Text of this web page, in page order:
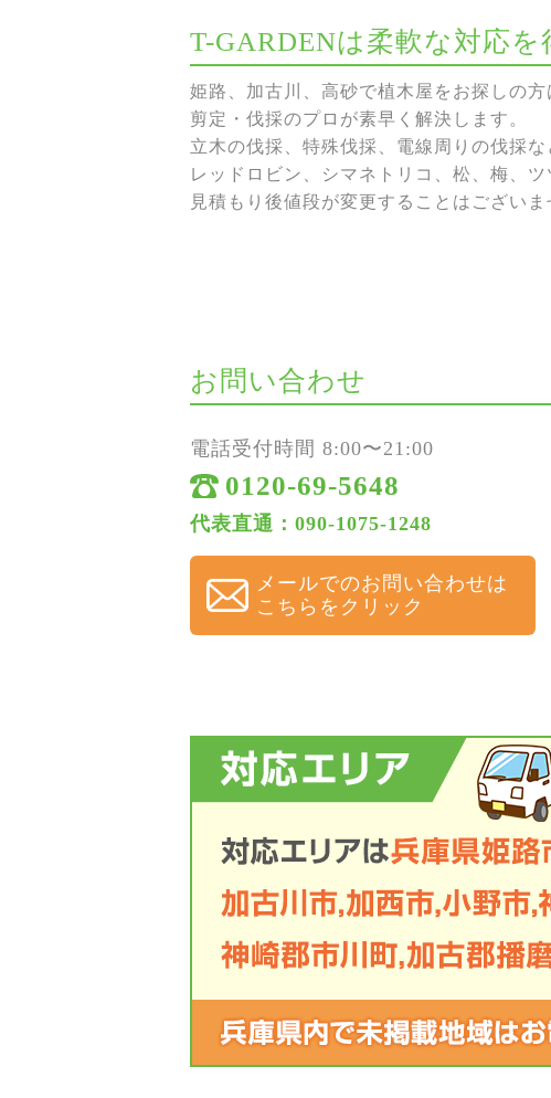
T-GARDENは柔軟な対応を
姫路、加古川、高砂で植木屋をお探しの
剪定・伐採のプロが素早く解決します。
立木の伐採、特殊伐採、電線周りの伐採
レッドロビン、シマネトリコ、松、梅、
見積もり後値段が変更することはございま
お問い合わせ
電話受付時間 8:00〜21:00
0120-69-5648
代表直通：090-1075-1248
メールでのお問い合わせは
こちらをクリック